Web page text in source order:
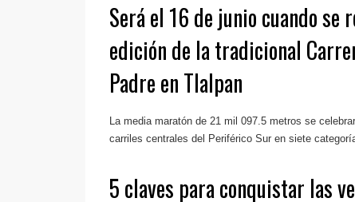
Será el 16 de junio cuando se
edición de la tradicional
Padre en Tlalpan
La media maratón de 21 mil 097.5 metros se
carriles centrales del Periférico Sur en siete
5 claves para conquistar las